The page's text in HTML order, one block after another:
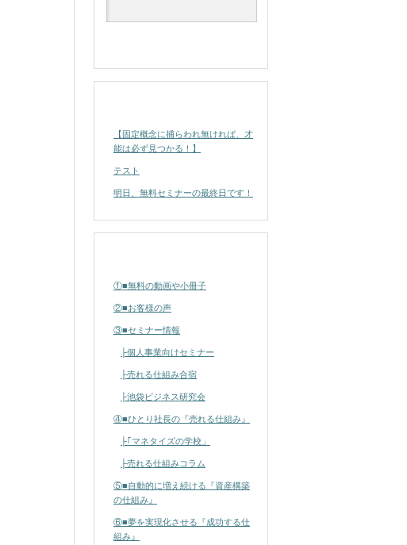
【固定概念に捕らわれ無ければ、才
能は必ず見つかる！】
テスト
明日、無料セミナーの最終日です！
①■無料の動画や小冊子
②■お客様の声
③■セミナー情報
├個人事業向けセミナー
├売れる仕組み合宿
├池袋ビジネス研究会
④■ひとり社長の『売れる仕組み』
├｢マネタイズの学校」
├売れる仕組みコラム
⑤■自動的に増え続ける『資産構築
の仕組み』
⑥■夢を実現化させる『成功する仕
組み』